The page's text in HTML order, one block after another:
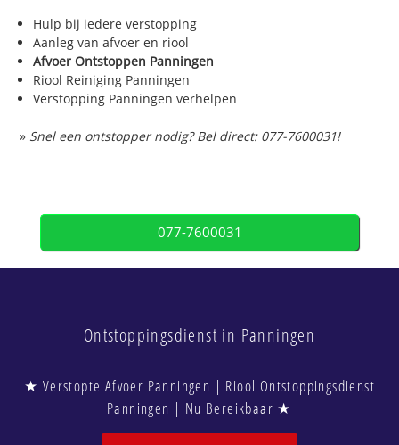
Hulp bij iedere verstopping
Aanleg van afvoer en riool
Afvoer Ontstoppen Panningen
Riool Reiniging Panningen
Verstopping Panningen verhelpen
» Snel een ontstopper nodig? Bel direct: 077-7600031!
077-7600031
Ontstoppingsdienst in Panningen
★ Verstopte Afvoer Panningen | Riool Ontstoppingsdienst
Panningen | Nu Bereikbaar ★